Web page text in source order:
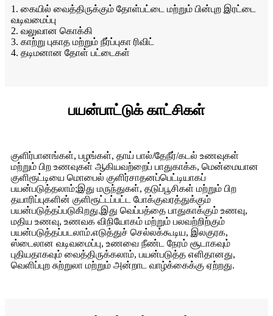
1. கையில் வைத்திருக்கும் தோள்பட்டை மற்றும் பின்புற இரட்டை
வடிவமைப்பு
2. வலுவான கொக்கி
3. காற்று புகாத மற்றும் நீர்ப்புகா ரிவிட்
4. தடிமனான தோள் பட்டைகள்
பயன்பாட்டுக் காட்சிகள்
குளிர்பானங்கள், பழங்கள், தாய் பால்/தேநீர்/கடல் உணவுகள்
மற்றும் பிற உணவுகள் ஆகியவற்றைப் பாதுகாக்க, மென்மையான
குளிரூட்டியை மொபைல் குளிர்சாதனப்பெட்டியாகப்
பயன்படுத்தலாம்;இது மருந்துகள், தடுப்பூசிகள் மற்றும் பிற
தயாரிப்புகளின் குளிரூட்டப்பட்ட போக்குவரத்துக்கும்
பயன்படுத்தப்படுகிறது.இது வெப்பத்தை பாதுகாக்கும் உணவு,
மதிய உணவு, உணவக விநியோகம் மற்றும் பலவற்றிற்கும்
பயன்படுத்தப்படலாம்.எடுத்துச் செல்லக்கூடிய, இலகுரக,
ஸ்டைலான வடிவமைப்பு, உணவை நீண்ட நேரம் சூடாகவும்
புதியதாகவும் வைத்திருக்கலாம், பயன்படுத்த எளிதானது,
வெளிப்புற சுற்றுலா மற்றும் அன்றாட வாழ்க்கைக்கு ஏற்றது.